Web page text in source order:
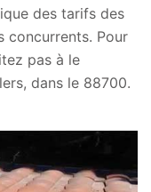
des tarifs des
concurrents. Pour
pas à le
dans le 88700.